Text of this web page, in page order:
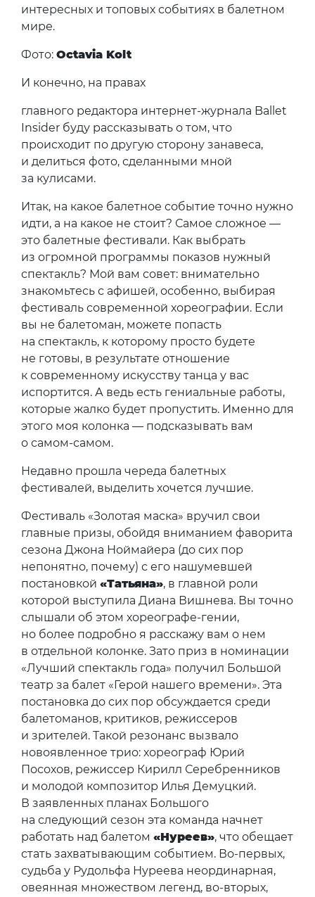
интересных и топовых событиях в балетном
мире.
Фото: Octavia Kolt
И конечно, на правах
главного редактора интернет-журнала Ballet
Insider буду рассказывать о том, что
происходит по другую сторону занавеса,
и делиться фото, сделанными мной
за кулисами.
Итак, на какое балетное событие точно нужно
идти, а на какое не стоит? Самое сложное —
это балетные фестивали. Как выбрать
из огромной программы показов нужный
спектакль? Мой вам совет: внимательно
знакомьтесь с афишей, особенно, выбирая
фестиваль современной хореографии. Если
вы не балетоман, можете попасть
на спектакль, к которому просто будете
не готовы, в результате отношение
к современному искусству танца у вас
испортится. А ведь есть гениальные работы,
которые жалко будет пропустить. Именно для
этого моя колонка — подсказывать вам
о самом-самом.
Недавно прошла череда балетных
фестивалей, выделить хочется лучшие.
Фестиваль «Золотая маска» вручил свои
главные призы, обойдя вниманием фаворита
сезона Джона Ноймайера (до сих пор
непонятно, почему) с его нашумевшей
постановкой «Татьяна», в главной роли
которой выступила Диана Вишнева. Вы точно
слышали об этом хореографе-гении,
но более подробно я расскажу вам о нем
в отдельной колонке. Зато приз в номинации
«Лучший спектакль года» получил Большой
театр за балет «Герой нашего времени». Эта
постановка до сих пор обсуждается среди
балетоманов, критиков, режиссеров
и зрителей. Такой резонанс вызвало
новоявленное трио: хореограф Юрий
Посохов, режиссер Кирилл Серебренников
и молодой композитор Илья Демуцкий.
В заявленных планах Большого
на следующий сезон эта команда начнет
работать над балетом «Нуреев», что обещает
стать захватывающим событием. Во-первых,
судьба у Рудольфа Нуреева неординарная,
овеянная множеством легенд, во-вторых,